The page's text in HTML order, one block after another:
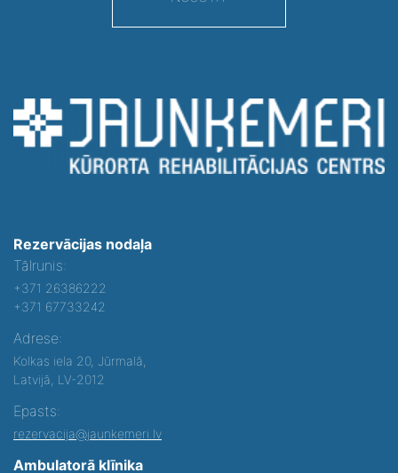
Rezervācijas nodaļa
Tālrunis:
+371 26386222
+371 67733242
Adrese:
Kolkas iela 20, Jūrmalā,
Latvijā, LV-2012
Epasts:
rezervacija@jaunkemeri.lv
Ambulatorā klīnika